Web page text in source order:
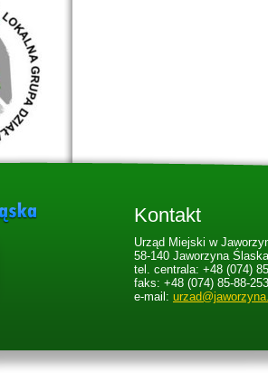
Kontakt
Urząd Miejski w
58-140 Jaworzyna
tel. centrala: +48 (074)
faks: +48 (074) 85-88-253
e-mail: